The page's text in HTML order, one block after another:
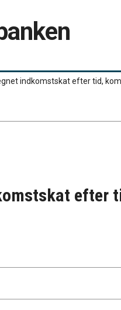
indkomstskat efter tid,
efter